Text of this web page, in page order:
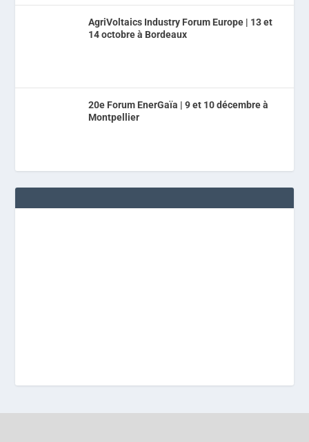
AgriVoltaics Industry Forum Europe | 13 et
14 octobre à Bordeaux
20e Forum EnerGaïa | 9 et 10 décembre à
Montpellier